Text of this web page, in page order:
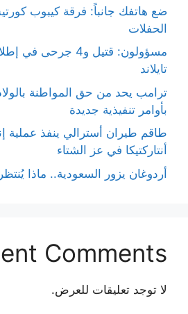
ضع هاتفك جانباً: فرقة كيبوب
الحفلات
مسؤولون: قتيل و4
تايلاند
ترامب يحد من حق المواطنة
بأوامر تنفيذية جديدة
طاقم طيران أسترالي ينفذ عملية
أنتاركتيكا في عز الشتاء
أردوغان يزور السعودية.. ماذا
Comments
لا توجد تعليقات للعرض.